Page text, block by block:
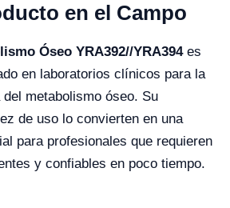
en el Campo
Óseo YRA392//YRA394es
en laboratorios clínicos para la
metabolismo óseo. Su
de uso lo convierten en una
para profesionales que requieren
y confiables en poco tiempo.